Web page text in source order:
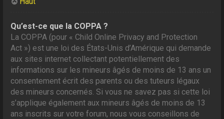
Qu’est-ce que la COPPA ?
La COPPA (pour « Child Online Privacy and Protection
Act ») est une loi des États-Unis d’Amérique qui demande
aux sites internet collectant potentiellement des
informations sur les mineurs âgés de moins de 13 ans un
consentement écrit des parents ou des tuteurs légaux
des mineurs concernés. Si vous ne savez pas si cette loi
s’applique également aux mineurs âgés de moins de 13
ans inscrits sur votre forum, nous vous conseillons de